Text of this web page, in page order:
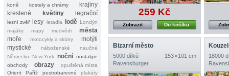
koně
kostely a chrámy
krajiny
kreslené
květiny legrační
lesní zvěř lesy letadla lodě Londýn
majáky
mapy medvědi
města
moře
motocykly a skútry
motýli
mystické
náboženské
naučné
Německo
New York noční nostalgie
obchody
obrazy
opuštěná místa
Orient
Paříž pestrobarevné
plakáty
259 Kč
Do košíku
Zobrazit
Bizarní město
5000 dílků
153 × 101 cm
Ravensburger
18000